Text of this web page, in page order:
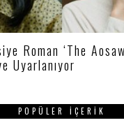
Roman ‘The
Uyarlanıyor
POPÜLER İÇERIK